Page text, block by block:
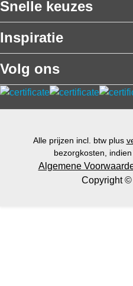
o
r
it
e
g
e
b
r
Snelle keuzes
Inspiratie
Volg ons
Alle prijzen incl. btw plus
bezorgkosten,
Algemene
Copyright